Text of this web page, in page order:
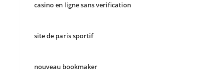
casino en ligne sans verification
site de paris sportif
nouveau bookmaker